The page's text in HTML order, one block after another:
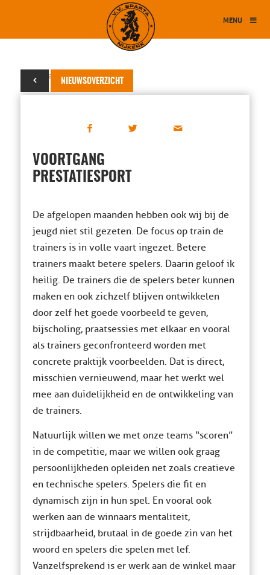
MENU
NIEUWSOVERZICHT
08 januari 2016
VOORTGANG
PRESTATIESPORT
De afgelopen maanden hebben ook wij bij de
jeugd niet stil gezeten. De focus op train de
trainers is in volle vaart ingezet. Betere
trainers maakt betere spelers. Daarin geloof ik
heilig. De trainers die de spelers beter kunnen
maken en ook zichzelf blijven ontwikkelen
door zelf het goede voorbeeld te geven,
bijscholing, praatsessies met elkaar en vooral
als trainers geconfronteerd worden met
concrete praktijk voorbeelden. Dat is direct,
misschien vernieuwend, maar het werkt wel
mee aan duidelijkheid en de ontwikkeling van
de trainers.
Natuurlijk willen we met onze teams “scoren”
in de competitie, maar we willen ook graag
persoonlijkheden opleiden net zoals creatieve
en technische spelers. Spelers die fit en
dynamisch zijn in hun spel. En vooral ook
werken aan de winnaars mentaliteit,
strijdbaarheid, brutaal in de goede zin van het
woord en spelers die spelen met lef.
Vanzelfsprekend is er werk aan de winkel maar